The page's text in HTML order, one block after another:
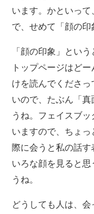
います。かといっ
で、せめて「顔の印
「顔の印象」とい
トップページはど
けを読んでくださ
いので、たぶん「
うね。フェイスブ
いますので、ちょ
際に会うと私の話
いろな顔を見ると
うね。
どうしても人は、